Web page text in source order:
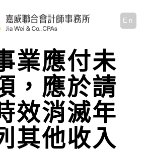
En
業應付未
，應於請
效消滅年
其他收入